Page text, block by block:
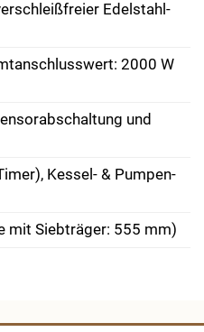
Edelstahl­
2000 W
und
Kessel- & Pumpen­
mit Siebträger: 555 mm)